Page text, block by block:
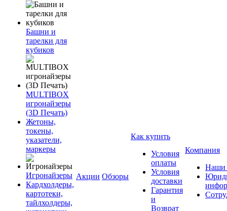
Башни и
тарелки для
кубиков
MULTIBOX
игронайзеры
(3D Печать)
Жетоны,
токены,
указатели,
маркеры
Игронайзеры
Кардхолдеры,
картотеки,
тайлхолдеры,
Акции Обзоры
Как купить
Условия
оплаты
Условия
доставки
Гарантия
и
Возврат
Компания
Наши